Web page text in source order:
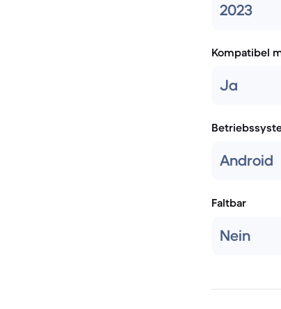
2023
Kompatibel
Ja
Android
Faltbar
Nein